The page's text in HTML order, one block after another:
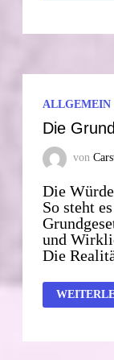
ALLGEMEIN
Die
von
Die
So steht
und
Die
DIE